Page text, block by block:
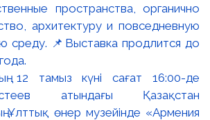
пространства, органично
архитектуру и повседневную
среду. 📌Выставка продлится до